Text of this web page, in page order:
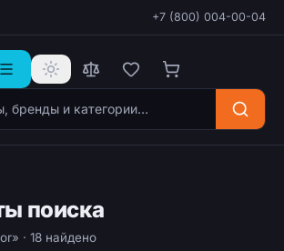
+7 (800) 004-00-04
поиска
· 18 найдено